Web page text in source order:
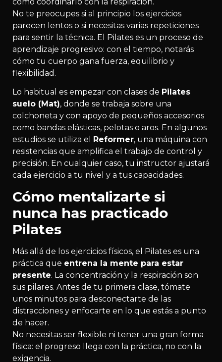
No te preocupes si al principio los ejercicios
parecen lentos o si necesitas varias repeticiones
para sentir la técnica. El Pilates es un proceso de
aprendizaje progresivo: con el tiempo, notarás
cómo tu cuerpo gana fuerza, equilibrio y
flexibilidad.
Lo habitual es empezar con clases de Pilates
suelo (Mat), donde se trabaja sobre una
colchoneta y con apoyo de pequeños accesorios
como bandas elásticas, pelotas o aros. En algunos
estudios se utiliza el Reformer, una máquina con
resistencias que amplifica el trabajo de control y
precisión. En cualquier caso, tu instructor ajustará
cada ejercicio a tu nivel y a tus capacidades.
Cómo mentalizarte si
nunca has practicado
Pilates
Más allá de los ejercicios físicos, el Pilates es una
práctica que entrena la mente para estar
presente. La concentración y la respiración son
sus pilares. Antes de tu primera clase, tómate
unos minutos para desconectarte de las
distracciones y enfocarte en lo que estás a punto
de hacer.
No necesitas ser flexible ni tener una gran forma
física: el progreso llega con la práctica, no con la
exigencia.